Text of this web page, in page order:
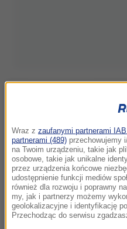
Wraz z zaufanymi partnerami
partnerami (489) przechowujemy
na Twoim urządzeniu, takie jak
osobowe, takie jak unikalne
przez urządzenia końcowe
udostępnienie funkcji mediów
również dla rozwoju i poprawny
my, jak i partnerzy możemy
geolokalizacyjne i identyfikację
Przechodząc do serwisu